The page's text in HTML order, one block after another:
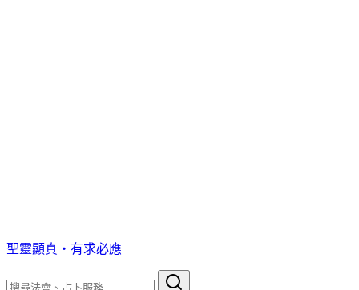
聖靈顯真・有求必應